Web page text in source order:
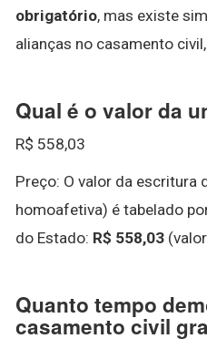
obrigatório, mas existe
alianças no casamento
Qual é o valor da
R$ 558,03
Preço: O valor da escritura
homoafetiva) é tabelado
do Estado: R$ 558,03
Quanto tempo
casamento civil